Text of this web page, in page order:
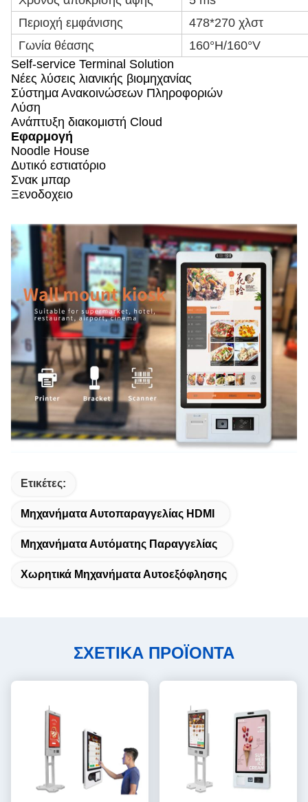
Περιοχή εμφάνισης
478*270 χλστ
Γωνία θέασης
160°H/160°V
Self-service Terminal Solution
Νέες λύσεις λιανικής βιομηχανίας
Σύστημα Ανακοινώσεων Πληροφοριών
Λύση
Ανάπτυξη διακομιστή Cloud
Εφαρμογή
Noodle House
Δυτικό εστιατόριο
Σνακ μπαρ
Ξενοδοχειο
Ετικέτες:
Μηχανήματα Αυτοπαραγγελίας HDMI
Μηχανήματα Αυτόματης Παραγγελίας
Χωρητικά Μηχανήματα Αυτοεξόφλησης
ΣΧΕΤΙΚΑ ΠΡΟΪΟΝΤΑ